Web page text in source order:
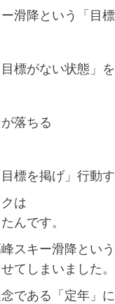
滑降という「目標
標がない状態」
落ちる
標を掲げ」行動す
は
んです。
スキー滑降とい
てしまいました。
である「定年」に